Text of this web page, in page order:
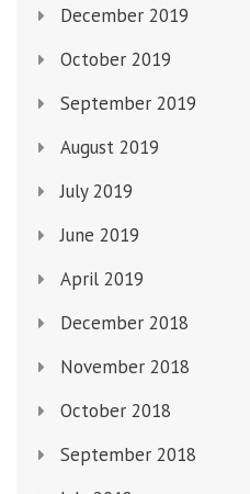
December 2019
October 2019
September 2019
August 2019
July 2019
June 2019
April 2019
December 2018
November 2018
October 2018
September 2018